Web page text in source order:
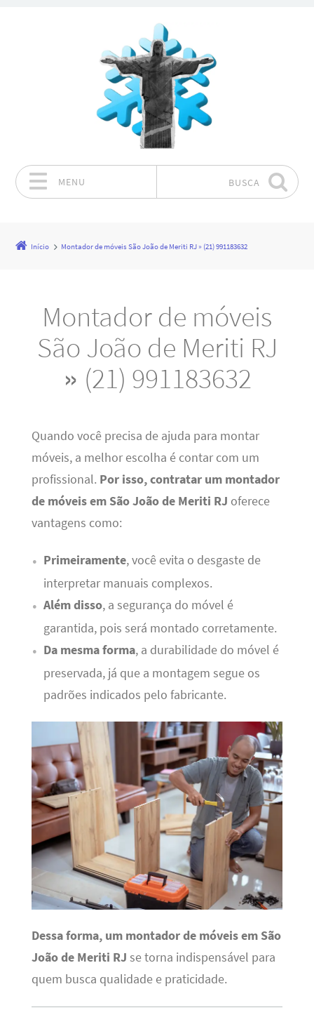
MENU BUSCA
Início Montador de móveis São João de Meriti RJ » (21) 991183632
Montador de móveis
São João de Meriti RJ
» (21) 991183632
Quando você precisa de ajuda para montar
móveis, a melhor escolha é contar com um
profissional. Por isso, contratar um montador
de móveis em São João de Meriti RJ oferece
vantagens como:
Primeiramente, você evita o desgaste de
interpretar manuais complexos.
Além disso, a segurança do móvel é
garantida, pois será montado corretamente.
Da mesma forma, a durabilidade do móvel é
preservada, já que a montagem segue os
padrões indicados pelo fabricante.
Dessa forma, um montador de móveis em São
João de Meriti RJ se torna indispensável para
quem busca qualidade e praticidade.